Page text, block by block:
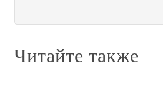
Читайте также